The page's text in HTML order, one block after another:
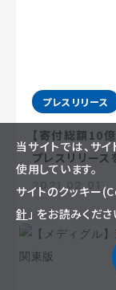
プレスリリース
【寄付総額10
プレスリリース
2021.02.01
当サイトでは、サ
使用しています。
サイトのクッキー
針」 をお読みくださ